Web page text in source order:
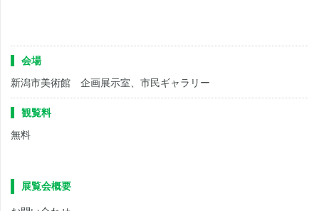
会場
新潟市美術館 企画展示室、市民ギャラリー
観覧料
無料
展覧会概要